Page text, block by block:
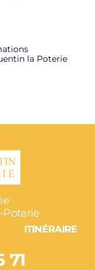
la Poterie
Poterie
ITINÉRAIRE
71